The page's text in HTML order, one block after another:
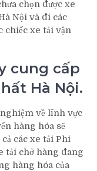
chọn được xe
Nội và đi các
chiếc xe tải vận
cung cấp
Hà Nội.
về lĩnh vực
hàng hóa sẽ
các xe tải Phi
tải chở hàng đang
hàng hóa của